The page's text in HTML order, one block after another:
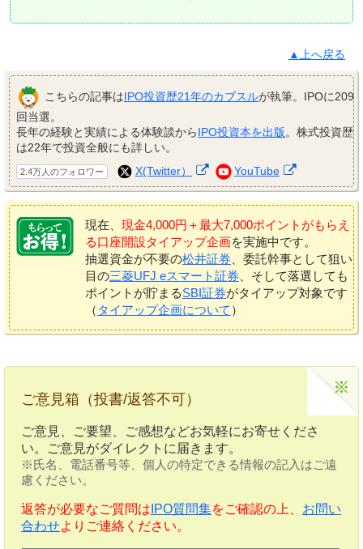
▲上へ戻る
こちらの記事はIPO投資歴21年のカブスルが執筆。IPOに209
回当選。
長年の経験と実績による体験談からIPO投資本を出版。株式投資歴
は22年で投資全般にも詳しい。
2.4万人のフォロワー X(Twitter） YouTube
現在、 現金4,000円＋最大7,000ポイントがもらえ
る口座開設タイアップ企画を実施中です。
抽選資金が不要の松井証券 、委託幹事として狙い
目の三菱UFJ eスマート証券 、そして落選しても
ポイントが貯まるSBI証券がタイアップ対象です
（ タイアップ企画について ）
ご意見箱（投書/返答不可）
ご意見、ご要望、ご感想などお気軽にお寄せくださ
い。ご意見がダイレクトに届きます。
※氏名、電話番号等、個人の特定できる情報の記入はご遠
慮ください。
返答が必要なご質問は IPO質問集をご確認の上、 お問い
合わせよりご連絡ください。